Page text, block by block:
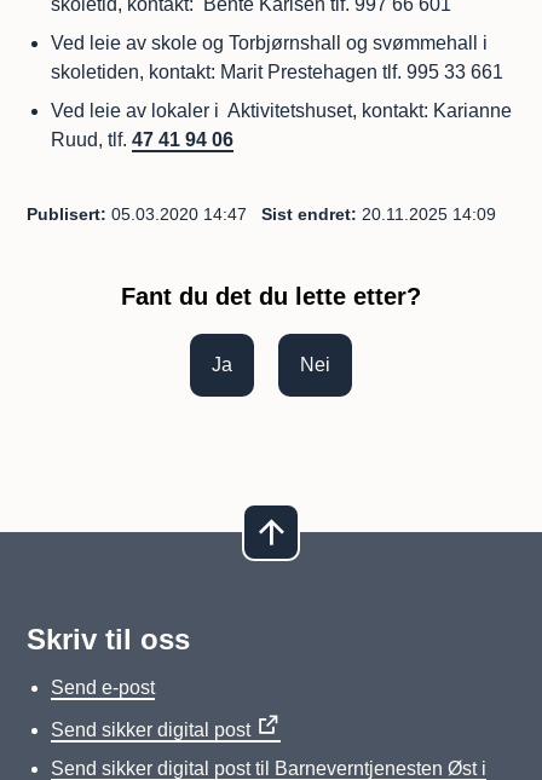
skoletid, kontakt: Bente Karlsen tlf. 997 66 601
Ved leie av skole og Torbjørnshall og svømmehall i
skoletiden, kontakt: Marit Prestehagen tlf. 995 33 661
Ved leie av lokaler i Aktivitetshuset, kontakt: Karianne
Ruud, tlf.47 41 94 06
Publisert 05.03.2020 14:47 Sist endret 20.11.2025 14:09
Fant du det du lette etter?
Ja Nei
Skriv til oss
Send e-post
Send sikker digital post
Send sikker digital post til Barneverntjenesten Øst i